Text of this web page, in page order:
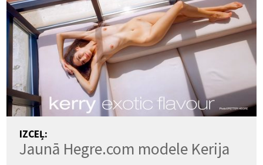
IZCEĻ:
Jaunā Hegre.com modele Kerija